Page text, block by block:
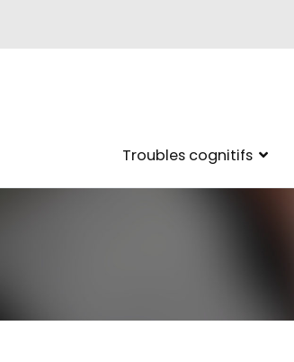
Troubles cognitifs